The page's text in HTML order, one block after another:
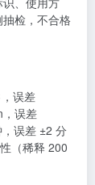
检，不合格
误差
误差
误差 ±2 分
（稀释 200